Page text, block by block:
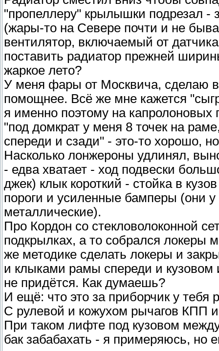
"пропеллеру" крылышки подрезал -
(жары-то на Севере почти и не
вентилятор, включаемый от
поставить радиатор прежней
жаркое лето?
У меня фары от Москвича, сделаю
помощнее. Всё же мне кажется
я именно поэтому на капролоновых
"под домкрат у меня 8 точек на
спереди и сзади" - это-то хорошо,
Насколько лонжероны удлинял,
- едва хватает - ход подвески
джек) клык короткий - стойка в
пороги и усиленные бамперы (они
металлические).
Про Кордон со стекловолоконной
подкрылках, а то собрался локеры
же методике сделать локеры и
и клыками рамы спереди и
не придётся. Как думаешь?
И ещё: что это за приборчик у
С рулевой и кожухом рычагов КПП
При таком лифте под кузовом
бак забабахать - я примеряюсь, но